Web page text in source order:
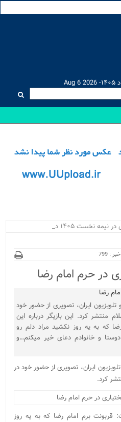
نخست ۱۴۰۵ در ما_
: 799
حرم امام رضا
ایران، تصویری از حضور خود
منتشر کرد. این بازیگر درباره این
که به یه روز نکشید مراد دلم رو
و خانوادم دعای خیر میکنم…و
ایران، تصویری از حضور خود در
کرد.
قربونت برم امام رضا که به یه روز